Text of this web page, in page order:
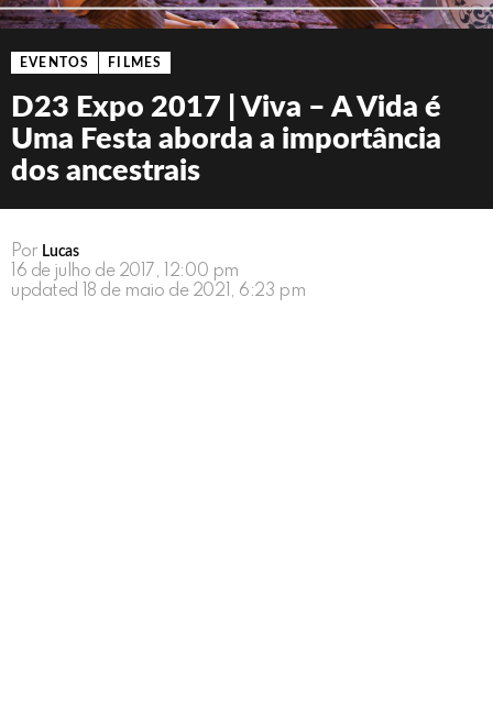
EVENTOS FILMES
D23 Expo 2017 | Viva – A Vida é
Uma Festa aborda a importância
dos ancestrais
Por Lucas
16 de julho de 2017, 12:00 pm
updated
18 de maio de 2021, 6:23 pm